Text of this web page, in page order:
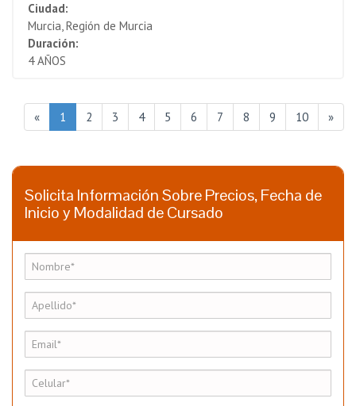
Ciudad:
Murcia, Región de Murcia
Duración:
4 AÑOS
« 1 2 3 4 5 6 7 8 9 10 »
Solicita Información Sobre Precios, Fecha de
Inicio y Modalidad de Cursado